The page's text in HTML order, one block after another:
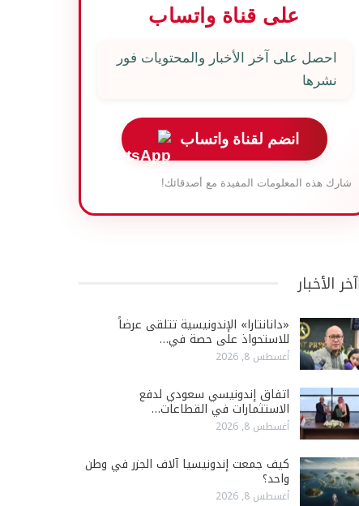
على قناة واتساب
احصل على آخر الأخبار والمحتويات فور
نشرها
انضم لقناة واتساب
شارك هذه المعلومات المفيدة مع أصدقائك!
آخر الأخبار
«دانانتارا» الإندونيسية تتلقى عرضاً
للاستحواذ على حصة في…
أغسطس 8, 2026
اتفاق إندونيسي سعودي لدفع
الاستثمارات في القطاعات…
أغسطس 8, 2026
كيف جمعت إندونيسيا آلاف الجزر في وطن
واحد؟
أغسطس 8, 2026